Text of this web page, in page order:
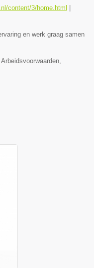
content/3/home.html
en werk graag samen